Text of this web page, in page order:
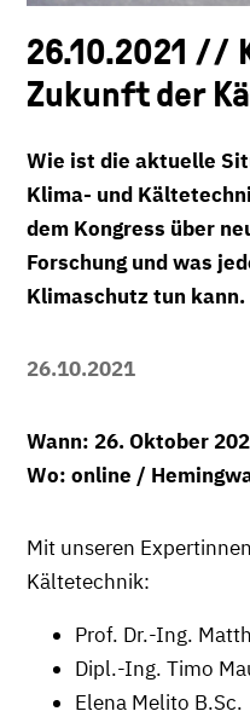
26.10.2021 //
Zukunft der
Wie ist die aktuelle
Klima- und
dem Kongress über
Forschung und was
Klimaschutz tun kann.
26.10.2021
Wann: 26. Oktober
Wo: online /
Mit unseren
Kältetechnik:
Prof. Dr.-Ing.
Dipl.-Ing. Timo
Elena Melito B.Sc.